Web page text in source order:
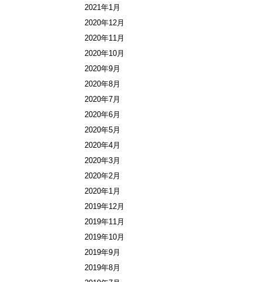
2021年1月
2020年12月
2020年11月
2020年10月
2020年9月
2020年8月
2020年7月
2020年6月
2020年5月
2020年4月
2020年3月
2020年2月
2020年1月
2019年12月
2019年11月
2019年10月
2019年9月
2019年8月